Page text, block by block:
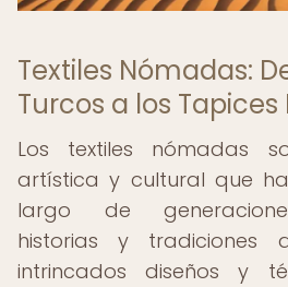
Textiles Nómadas:
Turcos a los
Los textiles nómadas
artística y cultural que
largo de
historias y
intrincados diseños y